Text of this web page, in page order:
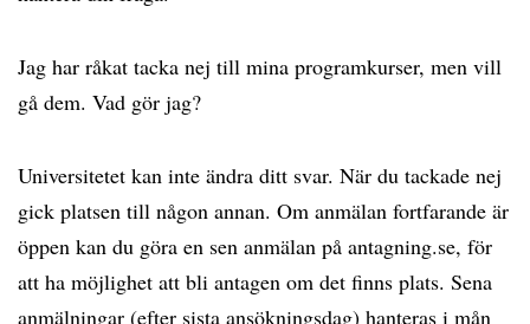
Jag har råkat tacka nej till mina programkurser, men vill
gå dem. Vad gör jag?
Universitetet kan inte ändra ditt svar. När du tackade nej
gick platsen till någon annan. Om anmälan fortfarande är
öppen kan du göra en sen anmälan på antagning.se, för
att ha möjlighet att bli antagen om det finns plats. Sena
anmälningar (efter sista ansökningsdag) hanteras i mån